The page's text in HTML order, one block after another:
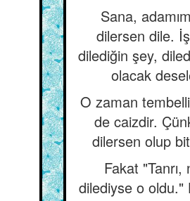
Sana,
dilersen dile.
dilediğin şey,
olacak
O zaman
de caizdir.
dilersen olup
Fakat "Tanrı,
dilediyse o oldu."